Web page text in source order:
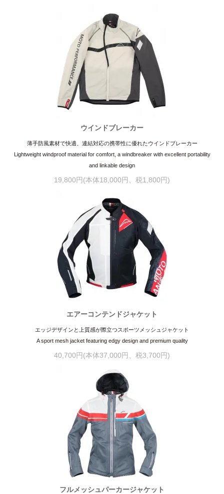
ウインドブレーカー
薄手防風素材で快適、連結対応の携帯性に優れたウインドブレーカー
Lightweight windproof material for comfort, a windbreaker with excellent portability
and linkable design
19,800円(本体18,000円、税1,800円)
エアーコンテンドジャケット
エッジデザインと上質感が際立つスポーツメッシュジャケット
A sport mesh jacket featuring edgy design and premium quality
40,700円(本体37,000円、税3,700円)
フルメッシュパーカージャケット